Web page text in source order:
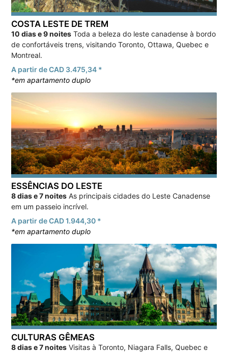
COSTA LESTE DE TREM
10 dias e 9 noites Toda a beleza do leste canadense à bordo
de confortáveis trens, visitando Toronto, Ottawa, Quebec e
Montreal.
A partir de CAD 3.475,34 *
*em apartamento duplo
ESSÊNCIAS DO LESTE
8 dias e 7 noites As principais cidades do Leste Canadense
em um passeio incrível.
A partir de CAD 1.944,30 *
*em apartamento duplo
CULTURAS GÊMEAS
8 dias e 7 noites Visitas à Toronto, Niagara Falls, Quebec e